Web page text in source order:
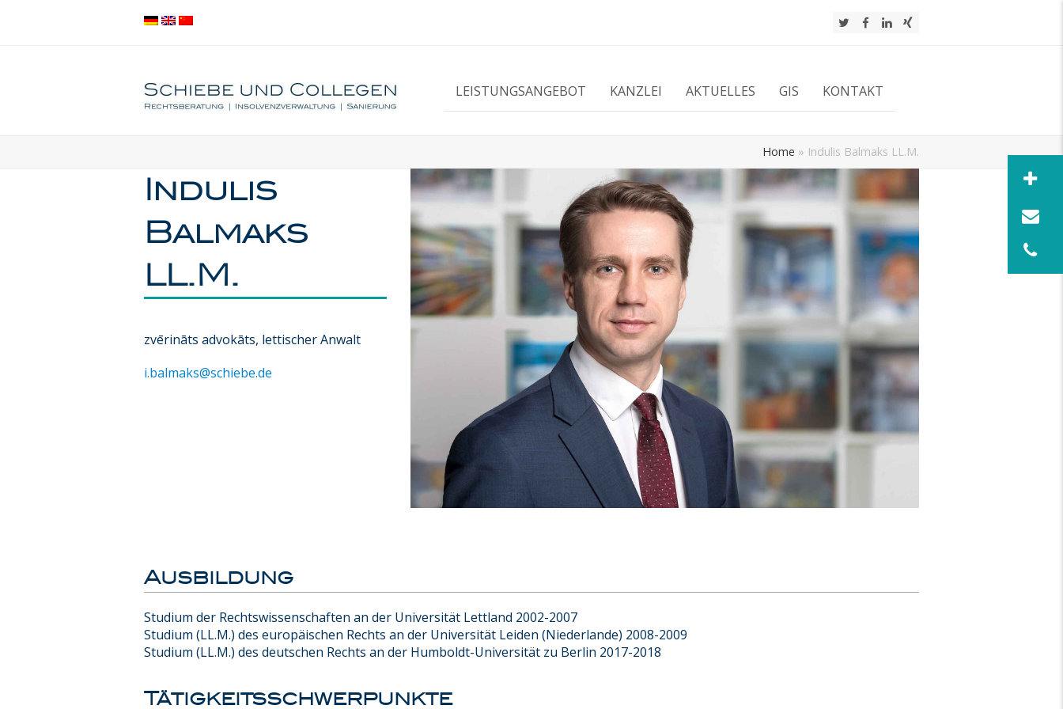
TwitterFacebook
LinkedIn
Xing
LEISTUNGSANGEBOT KANZLEI AKTUELLES GIS KONTAKT
Home » Indulis Balmaks LL.M.
Indulis
Balmaks
LL.M.
zvērināts advokāts, lettischer Anwalt
i.balmaks@schiebe.de
Ausbildung
Studium der Rechtswissenschaften an der Universität Lettland 2002-2007
Studium (LL.M.) des europäischen Rechts an der Universität Leiden (Niederlande) 2008-2009
Studium (LL.M.) des deutschen Rechts an der Humboldt-Universität zu Berlin 2017-2018
Tätigkeitsschwerpunkte